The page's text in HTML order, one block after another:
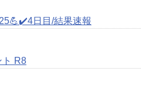
日目/結果速報
ト R8